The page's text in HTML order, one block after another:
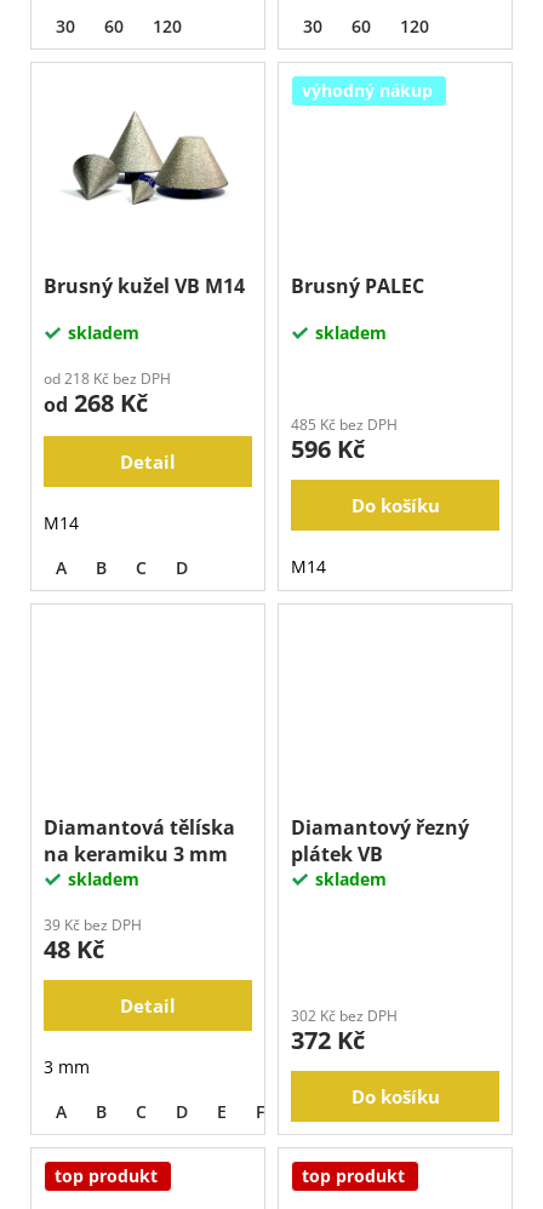
30
60 120
30
60 120
Brusný kužel VB M14
skladem
od 218 Kč bez DPH
od 268 Kč
Detail
M14
A
B C D
výhodný nákup
Brusný PALEC
skladem
485 Kč bez DPH
596 Kč
Do košíku
M14
Diamantová tělíska
na keramiku 3 mm
skladem
39 Kč bez DPH
48 Kč
Detail
3 mm
A
B C D E F
Diamantový řezný
plátek VB
skladem
302 Kč bez DPH
372 Kč
Do košíku
top produkt top produkt